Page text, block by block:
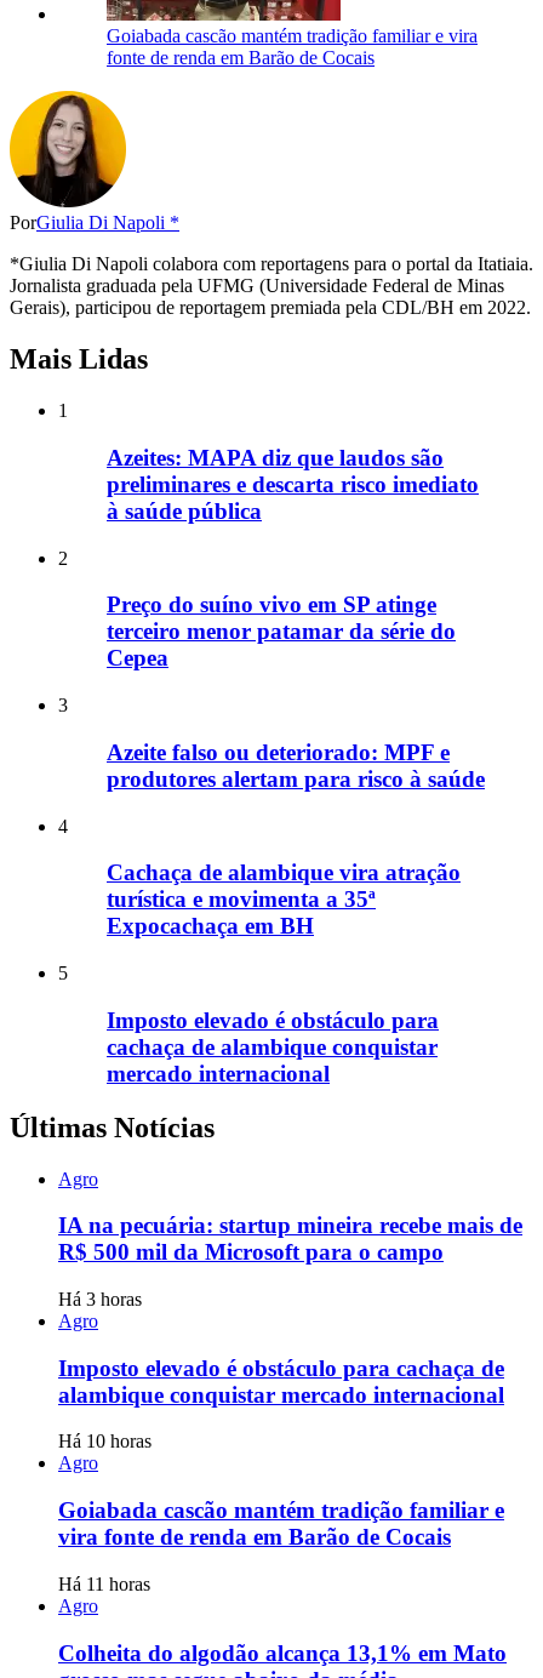
Goiabada cascão mantém tradição familiar e vira
fonte de renda em Barão de Cocais
PorGiulia Di Napoli *
*Giulia Di Napoli colabora com reportagens para o portal da Itatiaia.
Jornalista graduada pela UFMG (Universidade Federal de Minas
Gerais), participou de reportagem premiada pela CDL/BH em 2022.
Mais Lidas
1
Azeites: MAPA diz que laudos são
preliminares e descarta risco imediato
à saúde pública
2
Preço do suíno vivo em SP atinge
terceiro menor patamar da série do
Cepea
3
Azeite falso ou deteriorado: MPF e
produtores alertam para risco à saúde
4
Cachaça de alambique vira atração
turística e movimenta a 35ª
Expocachaça em BH
5
Imposto elevado é obstáculo para
cachaça de alambique conquistar
mercado internacional
Últimas Notícias
Agro
IA na pecuária: startup mineira recebe mais de
R$ 500 mil da Microsoft para o campo
Há 3 horas
Agro
Imposto elevado é obstáculo para cachaça de
alambique conquistar mercado internacional
Há 10 horas
Agro
Goiabada cascão mantém tradição familiar e
vira fonte de renda em Barão de Cocais
Há 11 horas
Agro
Colheita do algodão alcança 13,1% em Mato